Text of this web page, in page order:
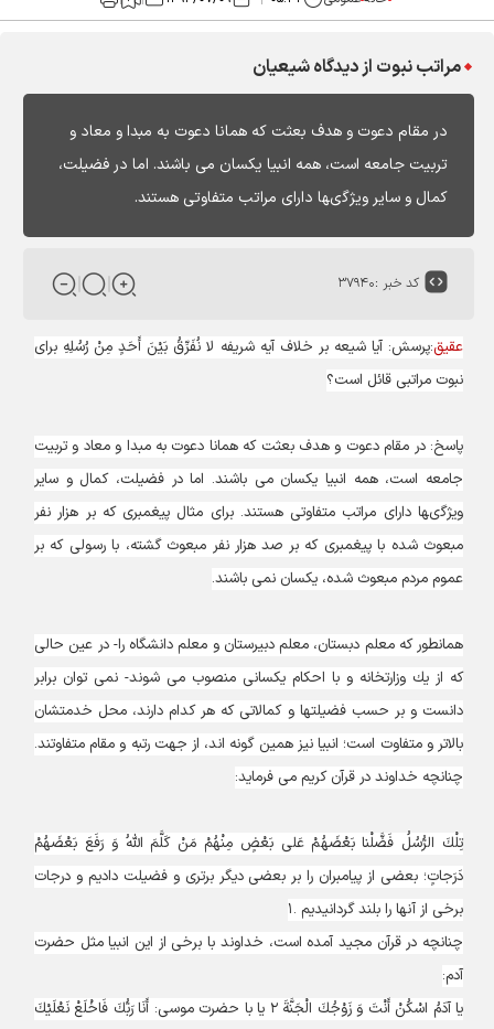
مراتب نبوت از ديدگاه شيعيان‏
در مقام دعوت و هدف بعثت كه همانا دعوت به مبدا و معاد و
تربيت جامعه است، همه انبيا يكسان مى‏ باشند. اما در فضيلت،
كمال و ساير ويژگى‏ها داراى مراتب متفاوتى هستند.
کد خبر :۳۷۹۴۰
عقیق:پرسش: آيا شيعه بر خلاف آيه شريفه لا نُفَرِّقُ بَيْنَ أَحَدٍ مِنْ رُسُلِهِ براى
نبوت مراتبى قائل است؟
پاسخ: در مقام دعوت و هدف بعثت كه همانا دعوت به مبدا و معاد و تربيت
جامعه است، همه انبيا يكسان مى‏ باشند. اما در فضيلت، كمال و ساير
ويژگى‏ها داراى مراتب متفاوتى هستند. براى مثال پيغمبرى كه بر هزار نفر
مبعوث شده با پيغمبرى كه بر صد هزار نفر مبعوث گشته، با رسولى كه بر
عموم مردم مبعوث شده، يكسان نمى ‏باشند.
همانطور كه معلم دبستان، معلم دبيرستان و معلم دانشگاه را- در عين حالى
كه از يك وزارتخانه و با احكام يكسانى منصوب مى‏ شوند- نمى‏ توان برابر
دانست و بر حسب فضيلت‏ها و كمالاتى كه هر كدام دارند، محل خدمتشان
بالاتر و متفاوت است؛ انبيا نيز همين گونه‏ اند، از جهت رتبه و مقام متفاوتند.
چنانچه خداوند در قرآن كريم مى‏ فرمايد:
تِلْكَ الرُّسُلُ فَضَّلْنا بَعْضَهُمْ عَلى‏ بَعْضٍ مِنْهُمْ مَنْ كَلَّمَ اللَّهُ وَ رَفَعَ بَعْضَهُمْ
دَرَجاتٍ؛ بعضى از پيامبران را بر بعضى ديگر برترى و فضيلت داديم و درجات
برخى از آن‏ها را بلند گردانيديم .۱
چنانچه در قرآن مجيد آمده است، خداوند با برخى از اين انبيا مثل حضرت
آدم:
يا آدَمُ اسْكُنْ أَنْتَ وَ زَوْجُكَ الْجَنَّةَ ۲ يا با حضرت موسى: أَنَا رَبُّكَ فَاخْلَعْ نَعْلَيْكَ